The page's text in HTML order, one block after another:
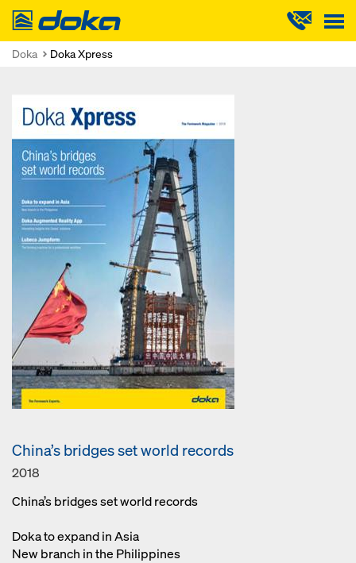
Doka
Doka Doka Xpress
China’s bridges set world records
2018
China’s bridges set world records
Doka to expand in Asia
New branch in the Philippines